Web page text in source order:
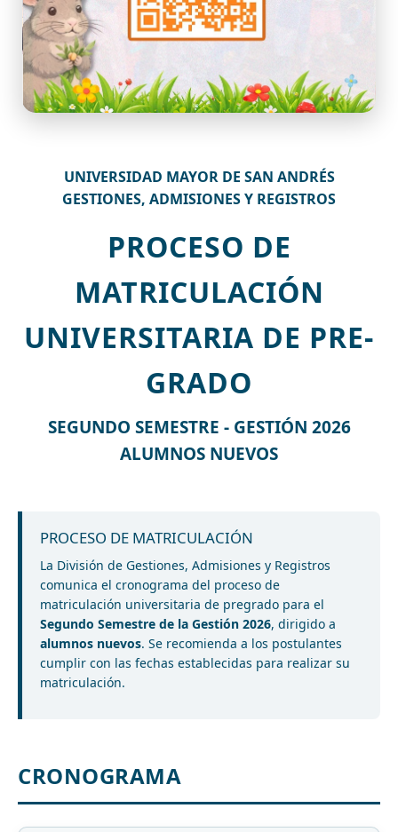
UNIVERSIDAD MAYOR DE SAN ANDRÉS
GESTIONES, ADMISIONES Y REGISTROS
PROCESO DE
MATRICULACIÓN
UNIVERSITARIA DE PRE-
GRADO
SEGUNDO SEMESTRE - GESTIÓN 2026
ALUMNOS NUEVOS
PROCESO DE MATRICULACIÓN
La División de Gestiones, Admisiones y Registros
comunica el cronograma del proceso de
matriculación universitaria de pregrado para el
Segundo Semestre de la Gestión 2026, dirigido a
alumnos nuevos. Se recomienda a los postulantes
cumplir con las fechas establecidas para realizar su
matriculación.
CRONOGRAMA